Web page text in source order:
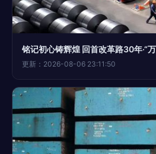
铭记初心铸辉煌 回首改革路30年·“
更新：2026-08-06 23:11:50